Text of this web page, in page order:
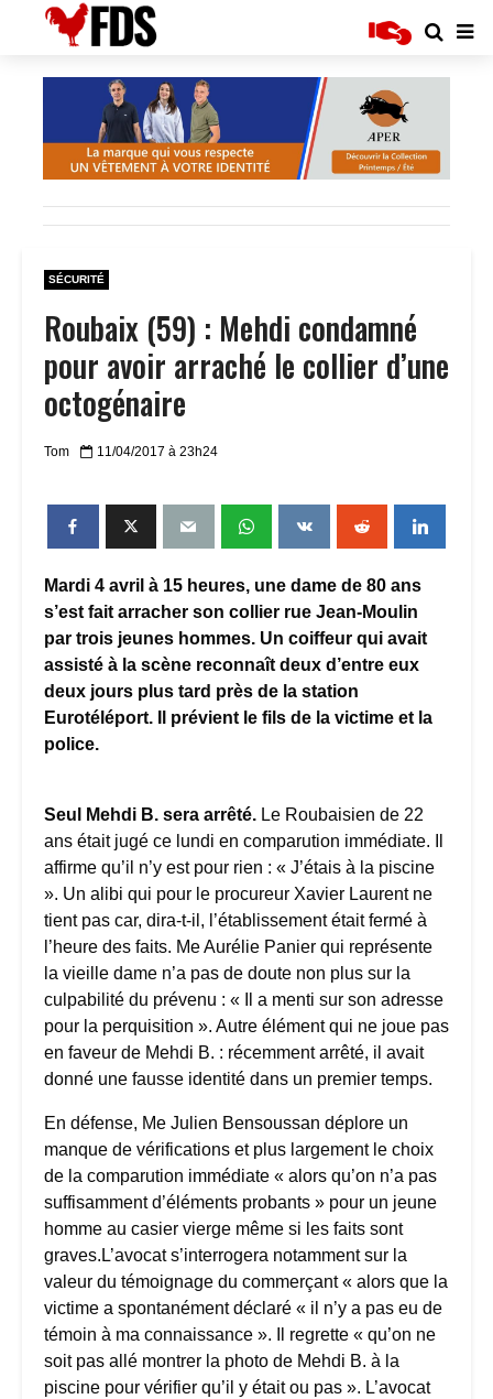
SÉCURITÉ
Roubaix (59) : Mehdi condamné
pour avoir arraché le collier d’une
octogénaire
Tom 11/04/2017 à 23h24
Mardi 4 avril à 15 heures, une dame de 80 ans
s’est fait arracher son collier rue Jean-Moulin
par trois jeunes hommes. Un coiffeur qui avait
assisté à la scène reconnaît deux d’entre eux
deux jours plus tard près de la station
Eurotéléport. Il prévient le fils de la victime et la
police.
Seul Mehdi B. sera arrêté. Le Roubaisien de 22
ans était jugé ce lundi en comparution immédiate. Il
affirme qu’il n’y est pour rien : « J’étais à la piscine
». Un alibi qui pour le procureur Xavier Laurent ne
tient pas car, dira-t-il, l’établissement était fermé à
l’heure des faits. Me Aurélie Panier qui représente
la vieille dame n’a pas de doute non plus sur la
culpabilité du prévenu : « Il a menti sur son adresse
pour la perquisition ». Autre élément qui ne joue pas
en faveur de Mehdi B. : récemment arrêté, il avait
donné une fausse identité dans un premier temps.
En défense, Me Julien Bensoussan déplore un
manque de vérifications et plus largement le choix
de la comparution immédiate « alors qu’on n’a pas
suffisamment d’éléments probants » pour un jeune
homme au casier vierge même si les faits sont
graves.L’avocat s’interrogera notamment sur la
valeur du témoignage du commerçant « alors que la
victime a spontanément déclaré « il n’y a pas eu de
témoin à ma connaissance ». Il regrette « qu’on ne
soit pas allé montrer la photo de Mehdi B. à la
piscine pour vérifier qu’il y était ou pas ». L’avocat